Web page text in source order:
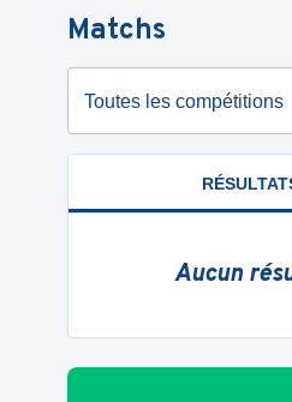
Matchs
Toutes les compétitions
Aucun